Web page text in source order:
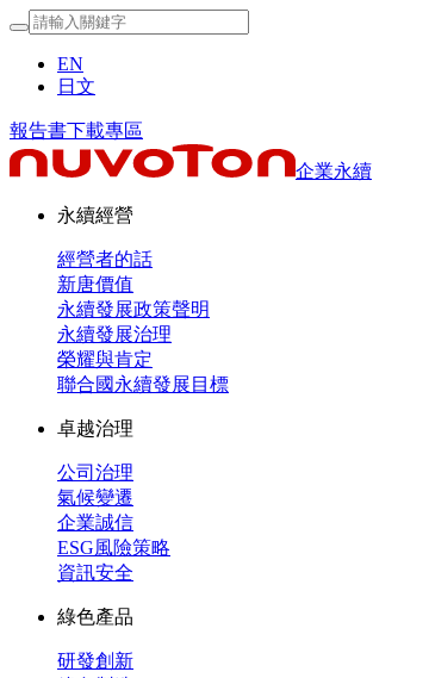
EN
日文
報告書下載專區
企業永續
永續經營
經營者的話
新唐價值
永續發展政策聲明
永續發展治理
榮耀與肯定
聯合國永續發展目標
卓越治理
公司治理
氣候變遷
企業誠信
ESG風險策略
資訊安全
綠色產品
研發創新